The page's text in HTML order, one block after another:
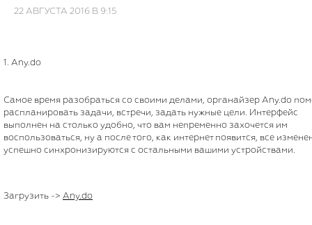
22 АВГУСТА 2016 В 9:15
1. Any.do
Самое время разобраться со своими делами, органайзер Any.do
распланировать задачи, встречи, задать нужные цели. Интерфейс
выполнен на столько удобно, что вам непременно захочется им
воспользоваться, ну а после того, как интернет появится, все
успешно синхронизируются с остальными вашими устройствами.
Загрузить -> Any.do